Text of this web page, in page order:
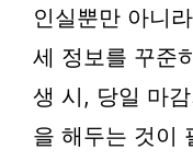
인실뿐만 아니
세 정보를 꾸준
생 시, 당일 마
을 해두는 것이